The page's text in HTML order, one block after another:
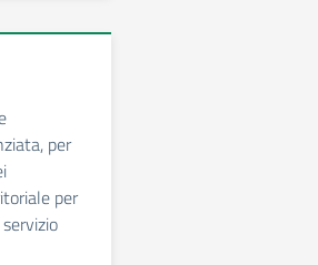
per
per